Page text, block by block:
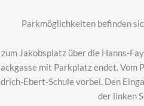
Parkmöglichkeiten befinden
Jakobsplatz über die Hanns-
mit Parkplatz endet. Vom
Ebert-Schule vorbei. Den
der linken